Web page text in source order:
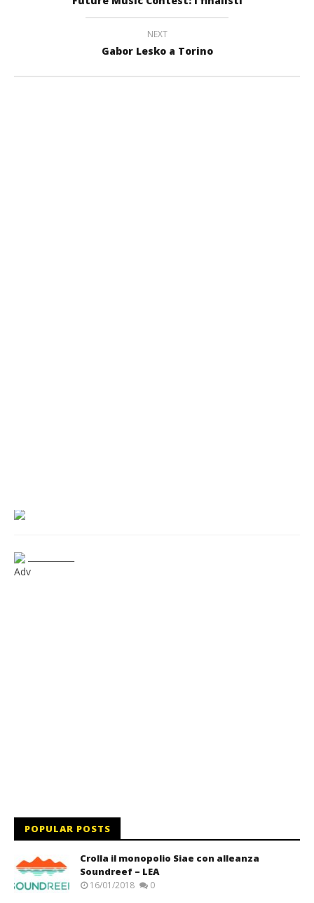
NEXT
Gabor Lesko a Torino
Adv
POPULAR POSTS
Crolla il monopolio Siae con alleanza
Soundreef – LEA
16/01/2018 0